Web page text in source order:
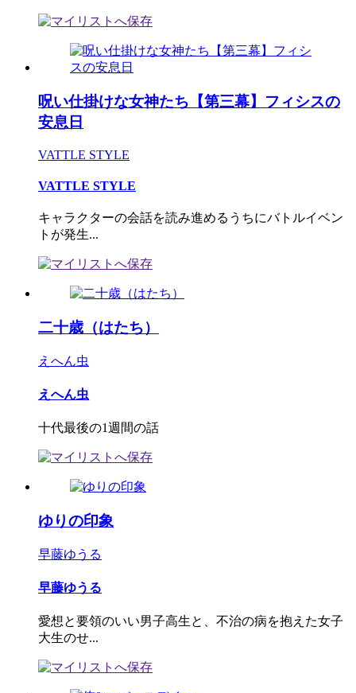
呪い仕掛けな女神たち【第三幕】フィシスの
安息日
VATTLE STYLE
VATTLE STYLE
キャラクターの会話を読み進めるうちにバトルイベン
トが発生...
二十歳（はたち）
えへん虫
えへん虫
十代最後の1週間の話
ゆりの印象
早藤ゆうる
早藤ゆうる
愛想と要領のいい男子高生と、不治の病を抱えた女子
大生のせ...